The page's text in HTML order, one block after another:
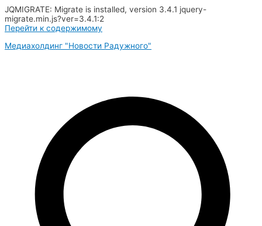
JQMIGRATE: Migrate is installed, version 3.4.1 jquery-
migrate.min.js?ver=3.4.1:2
Перейти к содержимому
Медиахолдинг "Новости Радужного"